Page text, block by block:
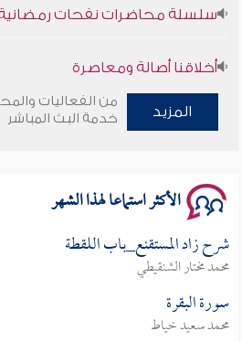
سلسلة محاضرات نفحات رمضانية
أخلاقنا أصالة ومعاصرة
وأمنهم من خوف 9
المزيد
من الفعاليات
خدمة البث المباشر
الأكثر استماعا لهذا الشهر
شرح زاد المستقنع_باب اللقطة
محمد مختار الشنقيطي
سورة البقرة
محمد سعيد خياط